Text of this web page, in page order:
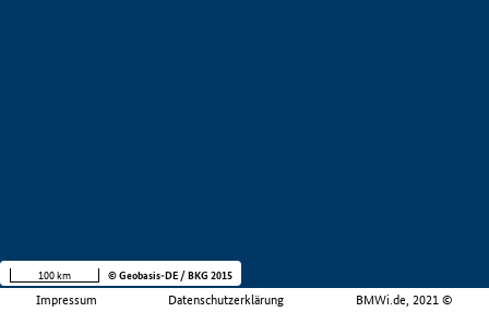
Impressum Datenschutzerklärung BMWi.de, 2021 ©
100 km © Geobasis-DE / BKG 2015